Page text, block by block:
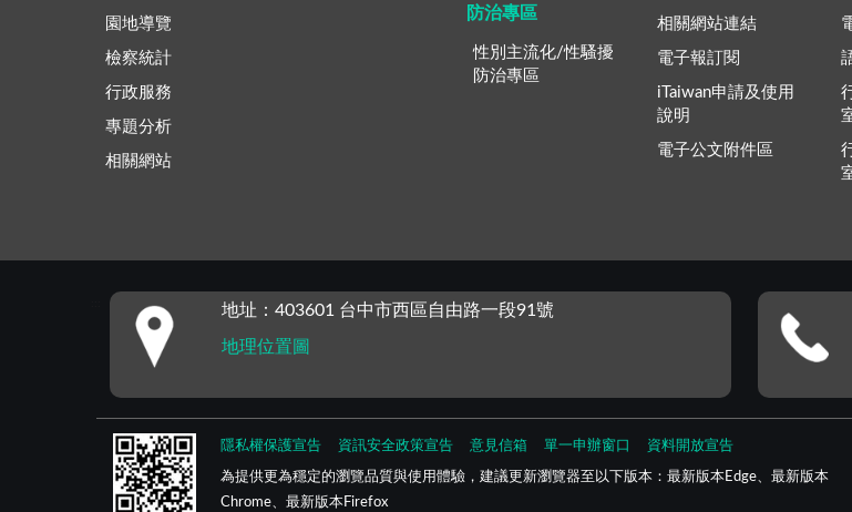
園地導覽
檢察統計
行政服務
專題分析
相關網站
防治專區
性別主流化/性騷擾
防治專區
相關網站連結
電子報訂閱
iTaiwan申請及使用
說明
電子公文附件區
地址：403601 台中市西區自由路一段91號
地理位置圖
隱私權保護宣告 資訊安全政策宣告 意見信箱 單一申辦窗口 資料開放宣告
為提供更為穩定的瀏覽品質與使用體驗，建議更新瀏覽器至以下版本：最新版本Edge、最新版本
Chrome、最新版本Firefox